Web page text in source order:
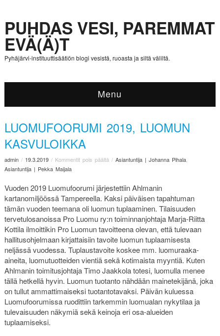
PUHDAS VESI, PAREMMAT
EVÄ(Ä)T
Pyhäjärvi-instituuttisäätiön blogi vesistä, ruoasta ja siltä väliltä.
Menu
LUOMUFOORUMI 2019, LUOMUN
KASVULOIKKA
admin/ 19.3.2019/ Kommentit pois päältä / Asiantuntija | Johanna Pihala,
Asiantuntija | Pekka Maijala
Vuoden 2019 Luomufoorumi järjestettiin Ahlmanin
kartanomiljöössä Tampereella. Kaksi päiväisen tapahtuman
tämän vuoden teemana oli luomun tuplaaminen. Tilaisuuden
tervetulosanoissa Pro Luomu ry:n toiminnanjohtaja Marja-Riitta
Kottila ilmoittikin Pro Luomun tavoitteena olevan, että tulevaan
hallitusohjelmaan kirjattaisiin tavoite luomun tuplaamisesta
neljässä vuodessa. Tuplaustavoite koskee mm. luomuraaka-
aineita, luomutuotteiden vientiä sekä kotimaista myyntiä. Kuten
Ahlmanin toimitusjohtaja Timo Jaakkola totesi, luomulla menee
tällä hetkellä hyvin. Luomun tuotanto nähdään mainetekijänä, joka
on tullut ammattimaiseksi tuotantotavaksi. Päivän kuluessa
Luomufoorumissa ruodittiin tarkemmin luomualan nykytilaa ja
tulevaisuuden näkymiä sekä keinoja eri osa-alueiden
tuplaamiseksi.